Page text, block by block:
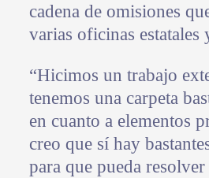
cadena de omisiones
varias oficinas estatales
“Hicimos un trabajo
tenemos una carpeta
en cuanto a elementos
creo que sí hay
para que pueda